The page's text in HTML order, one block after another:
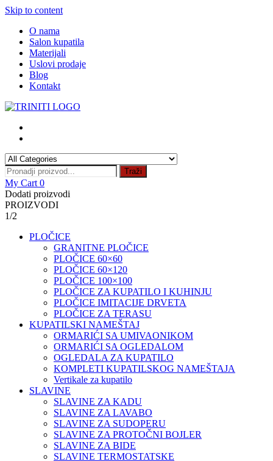
Skip to content
O nama
Salon kupatila
Materijali
Uslovi prodaje
Blog
Kontakt
Traži
My Cart 0
Dodati proizvodi
PROIZVODI
1/2
PLOČICE
GRANITNE PLOČICE
PLOČICE 60×60
PLOČICE 60×120
PLOČICE 100×100
PLOČICE ZA KUPATILO I KUHINJU
PLOČICE IMITACIJE DRVETA
PLOČICE ZA TERASU
KUPATILSKI NAMEŠTAJ
ORMARIĆI SA UMIVAONIKOM
ORMARIĆI SA OGLEDALOM
OGLEDALA ZA KUPATILO
KOMPLETI KUPATILSKOG NAMEŠTAJA
Vertikale za kupatilo
SLAVINE
SLAVINE ZA KADU
SLAVINE ZA LAVABO
SLAVINE ZA SUDOPERU
SLAVINE ZA PROTOČNI BOJLER
SLAVINE ZA BIDE
SLAVINE TERMOSTATSKE